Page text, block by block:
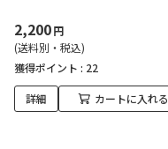
2,200円
(送料別・税込)
獲得ポイント : 22
詳細 カートに入れる